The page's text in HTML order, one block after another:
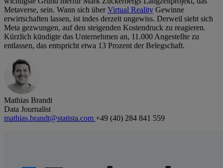
Metaverse, sein. Wann sich überVirtual Reality Gewinne
erwirtschaften lassen, ist indes derzeit ungewiss. Derweil sieht sich
Meta gezwungen, auf den steigenden Kostendruck zu reagieren.
Kürzlich kündigte das Unternehmen an, 11.000 Angestellte zu
entlassen, das entspricht etwa 13 Prozent der Belegschaft.
Mathias Brandt
Data Journalist
mathias.brandt@statista.com +49 (40) 284 841 559